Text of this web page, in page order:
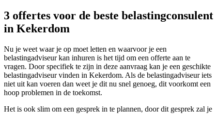
3 offertes voor de beste belastingconsulent
in Kekerdom
Nu je weet waar je op moet letten en waarvoor je een
belastingadviseur kan inhuren is het tijd om een offerte aan te
vragen. Door specifiek te zijn in deze aanvraag kan je een geschikte
belastingadviseur vinden in Kekerdom. Als de belastingadviseur iets
niet uit kan voeren dan weet je dit nu snel genoeg, dit voorkomt een
hoop problemen in de toekomst.
Het is ook slim om een gesprek in te plannen, door dit gesprek zal je